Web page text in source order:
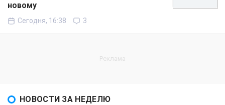
новому
Сегодня, 16:38 3
НОВОСТИ ЗА НЕДЕЛЮ